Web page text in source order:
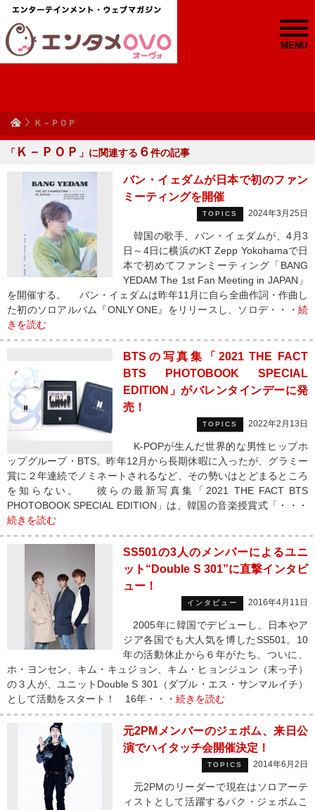
MENU
Ｋ－ＰＯＰ
「 Ｋ－ＰＯＰ 」に関連する ６件の記事
バン・イェダムが日本で初のファン
ミーティングを開催
TOPICS 2024年3月25日
韓国の歌手、バン・イェダムが、4月3
日～4日に横浜のKT Zepp Yokohamaで日
本で初めてファンミーティング「BANG
YEDAM The 1st Fan Meeting in JAPAN」
を開催する。 バン・イェダムは昨年11月に自ら全曲作詞・作曲し
た初のソロアルバム『ONLY ONE』をリリースし、ソロデ・・・ 続
きを読む
BTSの写真集「2021 THE FACT
BTS PHOTOBOOK SPECIAL
EDITION」がバレンタインデーに発
売！
TOPICS 2022年2月13日
K-POPが生んだ世界的な男性ヒップホ
ップグループ・BTS。昨年12月から長期休暇に入ったが、グラミー
賞に２年連続でノミネートされるなど、その勢いはとどまるところ
を知らない。 彼らの最新写真集「2021 THE FACT BTS
PHOTOBOOK SPECIAL EDITION」は、韓国の音楽授賞式「・・・
続きを読む
SS501の3人のメンバーによるユニ
ット“Double S 301”に直撃インタビ
ュー！
インタビュー 2016年4月11日
2005年に韓国でデビューし、日本やア
ジア各国でも大人気を博したSS501。10
年の活動休止から６年がたち、ついに、
ホ・ヨンセン、キム・キュジョン、キム・ヒョンジュン（末っ子）
の３人が、ユニットDouble S 301（ダブル・エス・サンマルイチ）
として活動をスタート！ 16年・・・ 続きを読む
元2PMメンバーのジェボム、来日公
演でハイタッチ会開催決定！
TOPICS 2014年6月2日
元2PMのリーダーで現在はソロアーテ
ィストとして活躍するパク・ジェボムこ